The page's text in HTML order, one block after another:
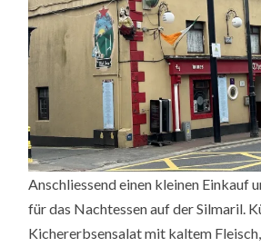
Anschliessend einen kleinen Einkauf
für das Nachtessen auf der Silmaril.
Kichererbsensalat mit kaltem Fleisch,